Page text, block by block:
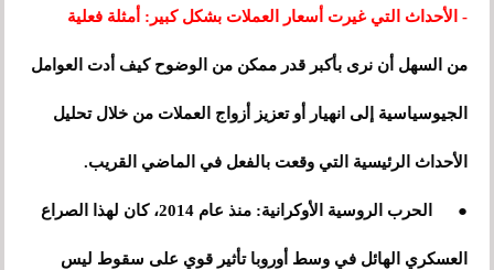
- الأحداث التي غيرت أسعار العملات بشكل كبير: أمثلة فعلية
من السهل أن نرى بأكبر قدر ممكن من الوضوح كيف أدت العوامل
الجيوسياسية إلى انهيار أو تعزيز أزواج العملات من خلال تحليل
الأحداث الرئيسية التي وقعت بالفعل في الماضي القريب.
● الحرب الروسية الأوكرانية: منذ عام 2014، كان لهذا الصراع
العسكري الهائل في وسط أوروبا تأثير قوي على سقوط ليس